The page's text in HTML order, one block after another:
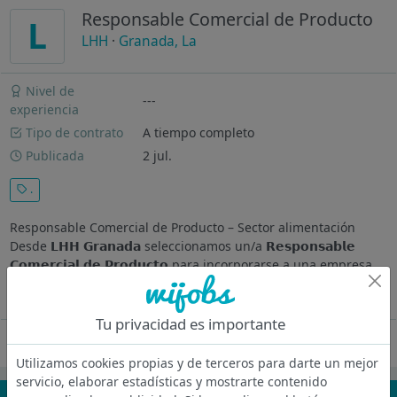
L Responsable Comercial de Producto
LHH · Granada, La
Nivel de
experiencia
---
Tipo de contrato
A tiempo completo
Publicada
2 jul.
.
Responsable Comercial de Producto – Sector alimentación
Desde 𝗟𝗛𝗛 𝗚𝗿𝗮𝗻𝗮𝗱𝗮 seleccionamos un/a 𝗥𝗲𝘀𝗽𝗼𝗻𝘀𝗮𝗯𝗹𝗲
𝗖𝗼𝗺𝗲𝗿𝗰𝗶𝗮𝗹 𝗱𝗲 𝗣𝗿𝗼𝗱𝘂𝗰𝘁𝗼 para incorporarse a una empresa
del sector de la alimentación con el objetivo de...
Oferta desactivada
Tu privacidad es importante
Utilizamos cookies propias y de terceros para darte un mejor
servicio, elaborar estadísticas y mostrarte contenido